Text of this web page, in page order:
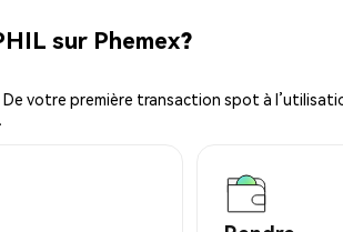
sur Phemex?
votre première transaction spot à